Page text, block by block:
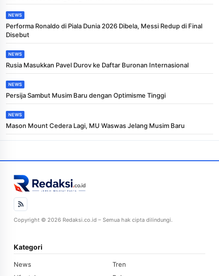
NEWS
Performa Ronaldo di Piala Dunia 2026 Dibela, Messi Redup di Final
Disebut
NEWS
Rusia Masukkan Pavel Durov ke Daftar Buronan Internasional
NEWS
Persija Sambut Musim Baru dengan Optimisme Tinggi
NEWS
Mason Mount Cedera Lagi, MU Waswas Jelang Musim Baru
Copyright © 2026 Redaksi.co.id – Semua hak cipta dilindungi.
Kategori
News
Tren